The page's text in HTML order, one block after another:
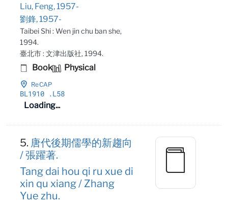
Liu, Feng, 1957-
劉鋒, 1957-
Taibei Shi : Wen jin chu ban she,
1994.
臺北市 : 文津出版社, 1994.
Book Physical
ReCAP
BL1910 .L58
Loading...
5. 唐代後期儒學的新趨向
/ 張躍著.
Tang dai hou qi ru xue di
xin qu xiang / Zhang
Yue zhu.